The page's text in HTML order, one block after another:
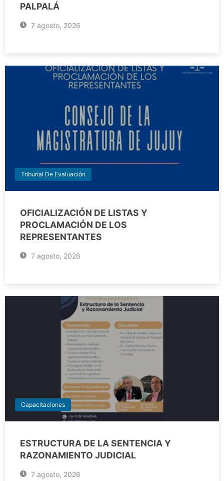
PALPALÁ
7 agosto, 2026
Tribunal De Evaluación
OFICIALIZACIÓN DE LISTAS Y
PROCLAMACIÓN DE LOS
REPRESENTANTES
7 agosto, 2026
Capacitaciones
ESTRUCTURA DE LA SENTENCIA Y
RAZONAMIENTO JUDICIAL
7 agosto, 2026